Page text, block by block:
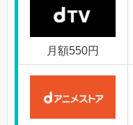
月額550円